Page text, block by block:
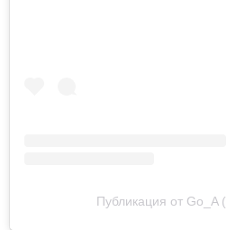
Публикация от Go_A